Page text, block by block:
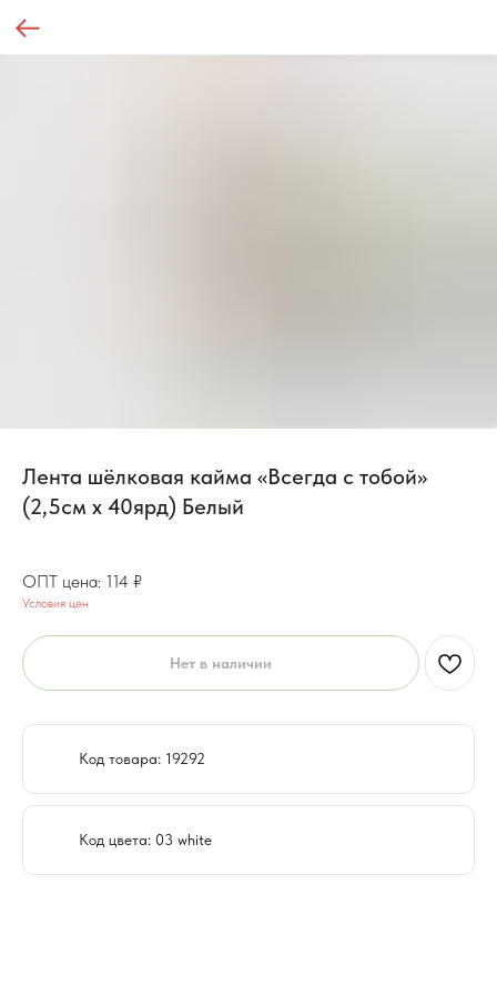
Лента шёлковая кайма «Всегда с тобой»
(2,5см х 40ярд) Белый
114 ₽
Условия цен
Нет в наличии
Код товара: 19292
Код цвета: 03 white